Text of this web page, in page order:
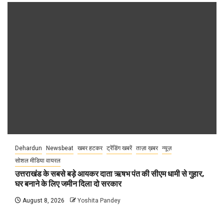
Dehardun Newsbeat खबर हटकर ट्रेंडिंग खबरें ताज़ा ख़बर न्यूज़
सोशल मीडिया वायरल
उत्तराखंड के सबसे बड़े आयकर दाता ऋषभ पंत की सीएम धामी से गुहार,
घर बनाने के लिए जमीन दिला दो सरकार
August 8, 2026 Yoshita Pandey